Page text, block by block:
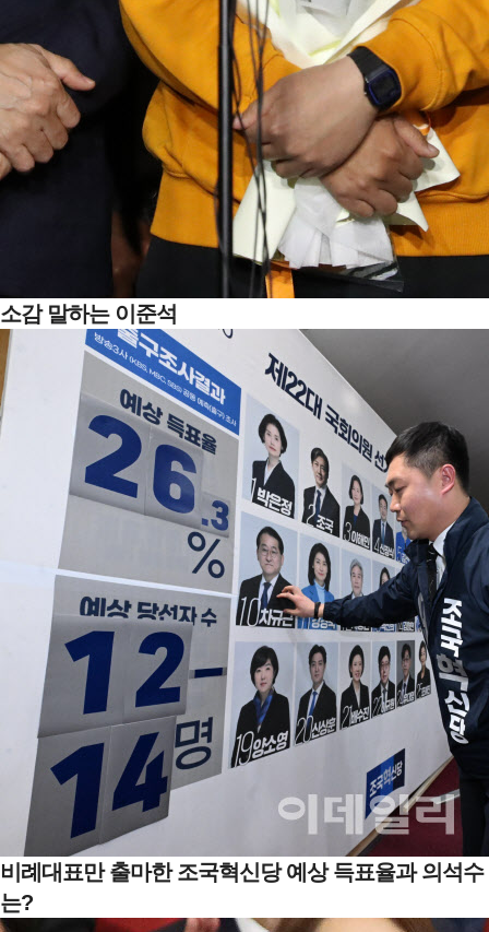
소감 말하는 이준석
비례대표만 출마한 조국혁신당 예상 득표율과 의석수
는?